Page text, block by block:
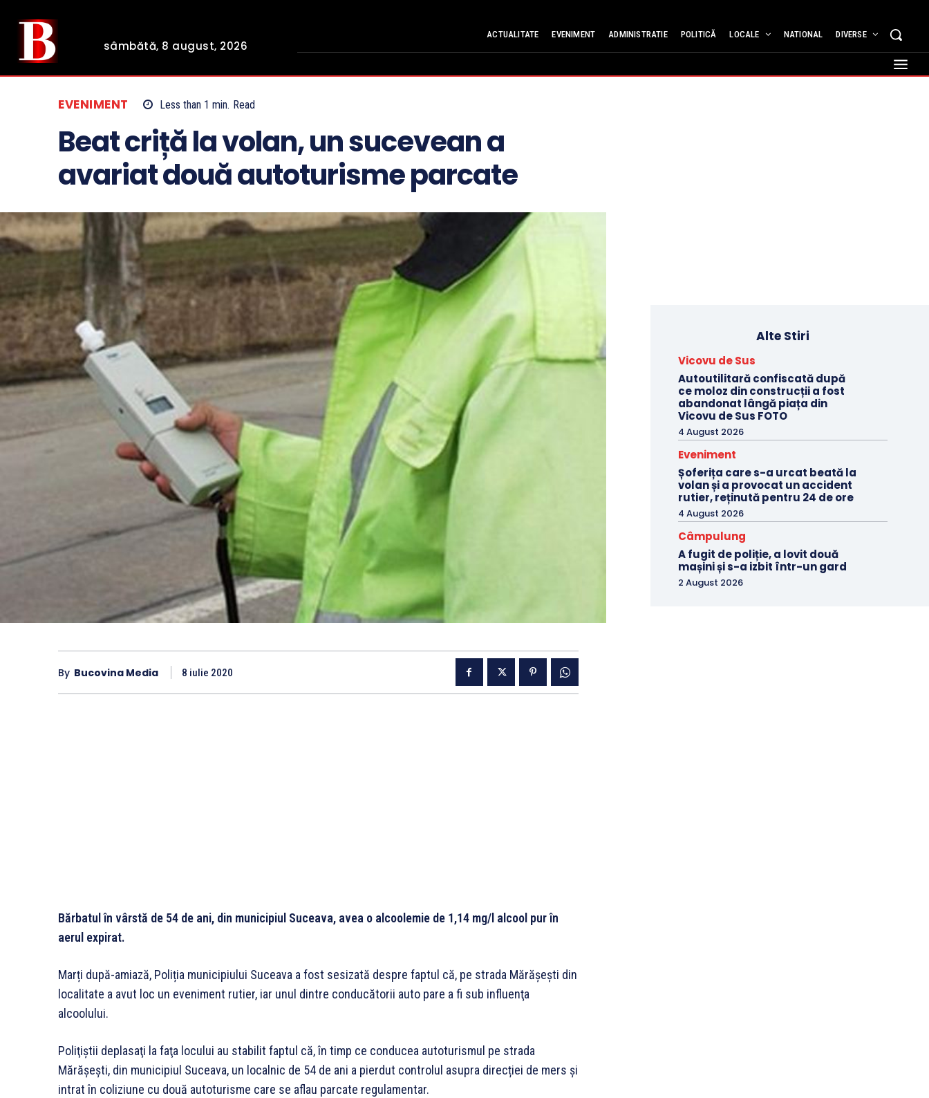
sâmbătă, 8 august, 2026
ACTUALITATE EVENIMENT ADMINISTRATIE POLITICĂ LOCALE NATIONAL DIVERSE
EVENIMENT Less than 1 min. Read
Beat criță la volan, un sucevean a
avariat două autoturisme parcate
By Bucovina Media 8 iulie 2020
Bărbatul în vârstă de 54 de ani, din municipiul Suceava, avea o alcoolemie de 1,14 mg/l alcool pur în
aerul expirat.
Marți după-amiază, Poliția municipiului Suceava a fost sesizată despre faptul că, pe strada Mărăşeşti din
localitate a avut loc un eveniment rutier, iar unul dintre conducătorii auto pare a fi sub influenţa
alcoolului.
Poliţiştii deplasaţi la faţa locului au stabilit faptul că, în timp ce conducea autoturismul pe strada
Mărășești, din municipiul Suceava, un localnic de 54 de ani a pierdut controlul asupra direcției de mers și
intrat în coliziune cu două autoturisme care se aflau parcate regulamentar.
Alte Stiri
Vicovu de Sus
Autoutilitară confiscată după
ce moloz din construcții a fost
abandonat lângă piața din
Vicovu de Sus FOTO
4 August 2026
Eveniment
Șoferița care s-a urcat beată la
volan și a provocat un accident
rutier, reținută pentru 24 de ore
4 August 2026
Câmpulung
A fugit de poliție, a lovit două
mașini și s-a izbit într-un gard
2 August 2026